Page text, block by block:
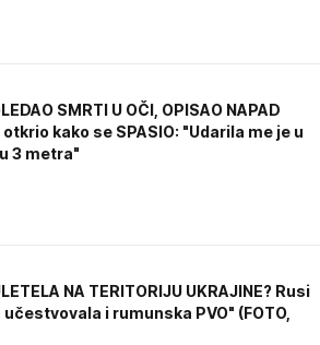
SMRTI U OČI, OPISAO NAPAD
kako se SPASIO: "Udarila me je u
3 metra"
NA TERITORIJU UKRAJINE? Rusi
i rumunska PVO" (FOTO,